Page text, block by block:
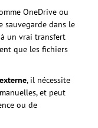
OneDrive ou
sauvegarde dans le
un vrai transfert
que les fichiers
, il nécessite
et peut
ou de